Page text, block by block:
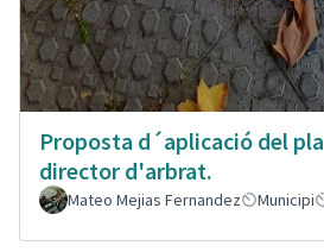
Proposta d´aplicació del pla
director d'arbrat.
Mateo Mejias Fernandez Municipi